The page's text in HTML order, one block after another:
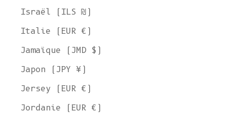
Israël (ILS ₪)
Italie (EUR €)
Jamaïque (JMD $)
Japon (JPY ¥)
Jersey (EUR €)
Jordanie (EUR €)